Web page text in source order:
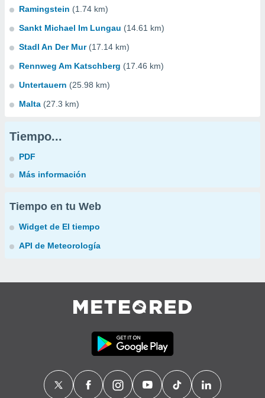
Ramingstein (1.74 km)
Sankt Michael Im Lungau (14.61 km)
Stadl An Der Mur (17.14 km)
Rennweg Am Katschberg (17.46 km)
Untertauern (25.98 km)
Malta (27.3 km)
Tiempo...
PDF
Más información
Tiempo en tu Web
Widget de El tiempo
API de Meteorología